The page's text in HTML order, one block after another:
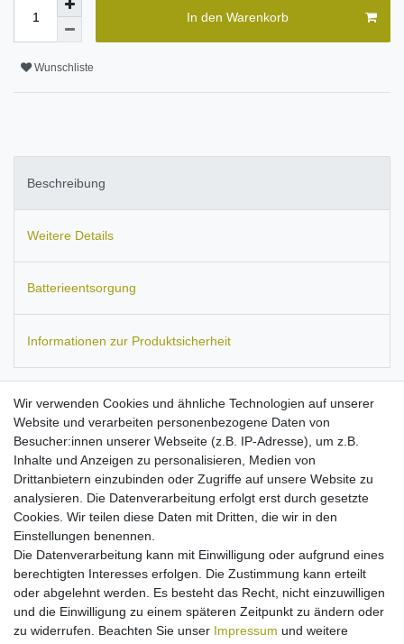
In den Warenkorb
Wunschliste
Beschreibung
Weitere Details
Batterieentsorgung
Informationen zur Produktsicherheit
Passend für:LG G4 (H815), G4 Stylus (H635), G4 Dual Sim
(H818P), G4 Dual LTE (H810 / H811 / H815T / H8185K / H818N /
H818T / H819).Ersetzt den Akku-Typ:BL-51YF.Maße:
51 x 5 mm.Kapazität: 3000 mAh.
Stärkster erwerbbarer Akku dieser Modelle
Ausgestattet mit Qualitätszellen
geprüfte Qualitätsakkus
Kein Billigakku, sondern streng kontrollierte Markenware
nach allen EU-Normen
Überlade-, Hitze- und Kurzschlussschutz
Ladbar mit Originalnetzteil
High-End Li-Ion Technologie: hohe Kapazität ohne
Wir verwenden Cookies und ähnliche Technologien auf unserer
Website und verarbeiten personenbezogene Daten von
Besucher:innen unserer Webseite (z.B. IP-Adresse), um z.B.
Inhalte und Anzeigen zu personalisieren, Medien von
Drittanbietern einzubinden oder Zugriffe auf unsere Website zu
analysieren. Die Datenverarbeitung erfolgt erst durch gesetzte
Cookies. Wir teilen diese Daten mit Dritten, die wir in den
Einstellungen benennen.
Die Datenverarbeitung kann mit Einwilligung oder aufgrund eines
berechtigten Interesses erfolgen. Die Zustimmung kann erteilt
oder abgelehnt werden. Es besteht das Recht, nicht einzuwilligen
und die Einwilligung zu einem späteren Zeitpunkt zu ändern oder
zu widerrufen. Beachten Sie unser Impressum und weitere